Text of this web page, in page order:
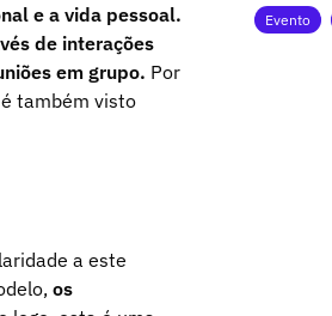
e a vida pessoal.
de interações
em grupo. Por
também visto
a este
os
Evento